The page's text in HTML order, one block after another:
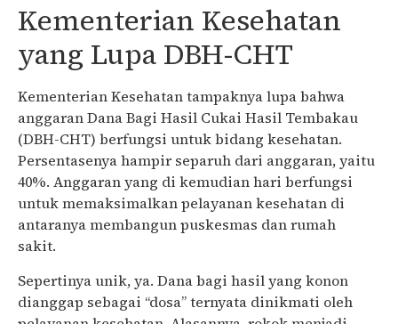
Kementerian Kesehatan
yang Lupa DBH-CHT
Kementerian Kesehatan tampaknya lupa bahwa
anggaran Dana Bagi Hasil Cukai Hasil Tembakau
(DBH-CHT) berfungsi untuk bidang kesehatan.
Persentasenya hampir separuh dari anggaran, yaitu
40%. Anggaran yang di kemudian hari berfungsi
untuk memaksimalkan pelayanan kesehatan di
antaranya membangun puskesmas dan rumah
sakit.
Sepertinya unik, ya. Dana bagi hasil yang konon
dianggap sebagai “dosa” ternyata dinikmati oleh